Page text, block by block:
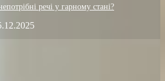
речі у гарному стані?